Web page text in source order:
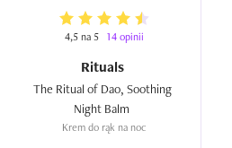
4,5 na 5 14 opinii
Rituals
The Ritual of Dao, Soothing
Krem do rąk na noc